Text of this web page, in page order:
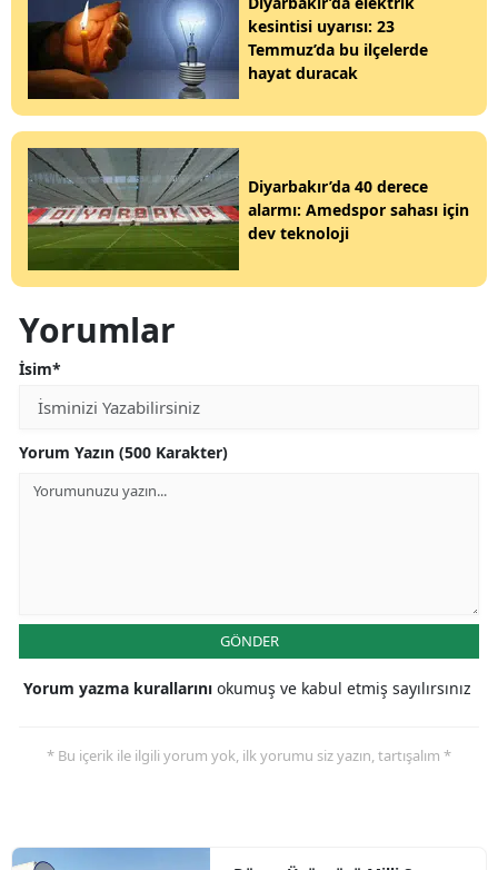
kesintisi uyarısı: 23
Temmuz’da bu ilçelerde
hayat duracak
Diyarbakır’da 40 derece
alarmı: Amedspor sahası için
dev teknoloji
Yorumlar
İsim*
Yorum Yazın (500 Karakter)
GÖNDER
Yorum yazma kurallarını okumuş ve kabul etmiş sayılırsınız
* Bu içerik ile ilgili yorum yok, ilk yorumu siz yazın, tartışalım *